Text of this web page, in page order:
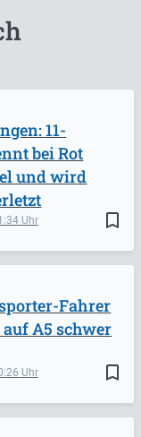
bookmark_border
11-
bei Rot
und wird
bookmark_border
Fahrer
A5 schwer